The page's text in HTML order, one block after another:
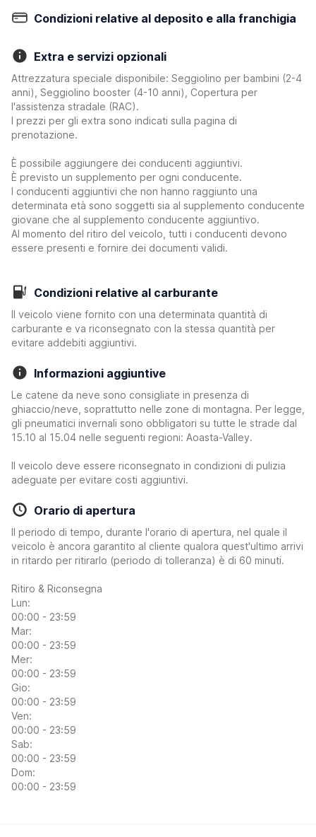
Condizioni relative al deposito e alla franchigia
Extra e servizi opzionali
Attrezzatura speciale disponibile: Seggiolino per bambini (2-4
anni), Seggiolino booster (4-10 anni), Copertura per
l'assistenza stradale (RAC).
I prezzi per gli extra sono indicati sulla pagina di
prenotazione.
È possibile aggiungere dei conducenti aggiuntivi.
È previsto un supplemento per ogni conducente.
I conducenti aggiuntivi che non hanno raggiunto una
determinata età sono soggetti sia al supplemento conducente
giovane che al supplemento conducente aggiuntivo.
Al momento del ritiro del veicolo, tutti i conducenti devono
essere presenti e fornire dei documenti validi.
Condizioni relative al carburante
Il veicolo viene fornito con una determinata quantità di
carburante e va riconsegnato con la stessa quantità per
evitare addebiti aggiuntivi.
Informazioni aggiuntive
Le catene da neve sono consigliate in presenza di
ghiaccio/neve, soprattutto nelle zone di montagna. Per legge,
gli pneumatici invernali sono obbligatori su tutte le strade dal
15.10 al 15.04 nelle seguenti regioni: Aoasta-Valley.
Il veicolo deve essere riconsegnato in condizioni di pulizia
adeguate per evitare costi aggiuntivi.
Orario di apertura
Il periodo di tempo, durante l'orario di apertura, nel quale il
veicolo è ancora garantito al cliente qualora quest'ultimo arrivi
in ritardo per ritirarlo (periodo di tolleranza) è di 60 minuti.
Ritiro & Riconsegna
Lun:
00:00 - 23:59
Mar:
00:00 - 23:59
Mer:
00:00 - 23:59
Gio:
00:00 - 23:59
Ven:
00:00 - 23:59
Sab:
00:00 - 23:59
Dom:
00:00 - 23:59